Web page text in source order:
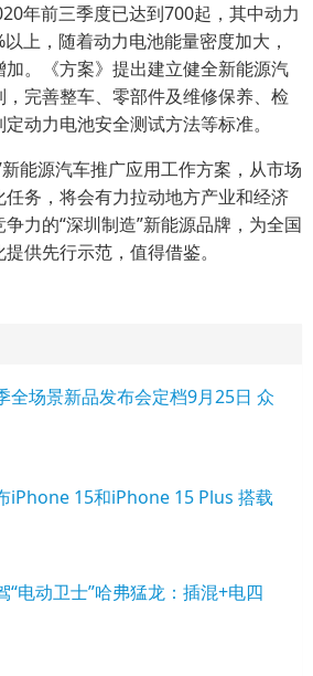
年前三季度已达到700起，其中动力
上，随着动力电池能量密度加大，
。《方案》提出建立健全新能源汽
完善整车、零部件及维修保养、检
动力电池安全测试方法等标准。
能源汽车推广应用工作方案，从市场
务，将会有力拉动地方产业和经济
力的“深圳制造”新能源品牌，为全国
供先行示范，值得借鉴。
全场景新品发布会定档9月25日 众
iPhone 15和iPhone 15 Plus 搭载
“电动卫士”哈弗猛龙：插混+电四